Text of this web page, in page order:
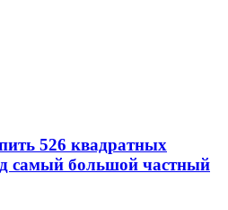
526 квадратных
самый большой частный